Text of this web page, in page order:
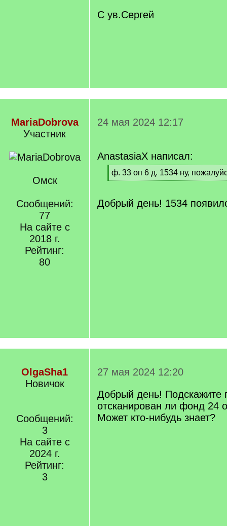
С ув.Сергей
MariaDobrova
Участник
Омск
Сообщений:
77
На сайте с
2018 г.
Рейтинг:
80
24 мая 2024 12:17
AnastasiaX написал:
[
q
ф. 33 оп 6 д. 1534 ну,
[
q
]
Добрый день! 1534
OlgaSha1
Новичок
Сообщений:
3
На сайте с
2024 г.
Рейтинг:
3
27 мая 2024 12:20
Добрый день! Подскажите
отсканирован ли фонд 24
Может кто-нибудь знает?